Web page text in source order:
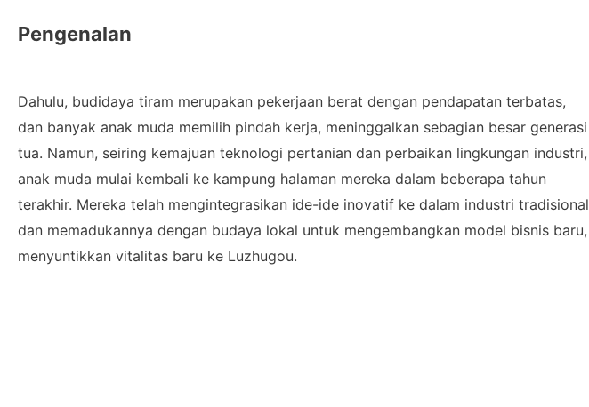
Pengenalan
Dahulu, budidaya tiram merupakan pekerjaan berat dengan pendapatan terbatas,
dan banyak anak muda memilih pindah kerja, meninggalkan sebagian besar generasi
tua. Namun, seiring kemajuan teknologi pertanian dan perbaikan lingkungan industri,
anak muda mulai kembali ke kampung halaman mereka dalam beberapa tahun
terakhir. Mereka telah mengintegrasikan ide-ide inovatif ke dalam industri tradisional
dan memadukannya dengan budaya lokal untuk mengembangkan model bisnis baru,
menyuntikkan vitalitas baru ke Luzhugou.